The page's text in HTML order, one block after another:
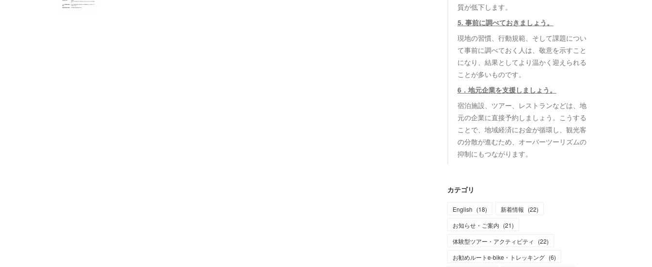
質が低下します。
5. 事前に調べておきましょう。
現地の習慣、行動規範、そして課題につい
て事前に調べておく人は、敬意を示すこと
になり、結果としてより温かく迎えられる
ことが多いものです。
6．地元企業を支援しましょう。
宿泊施設、ツアー、レストランなどは、地
元の企業に直接予約しましょう。こうする
ことで、地域経済にお金が循環し、観光客
の分散が進むため、オーバーツーリズムの
抑制にもつながります。
カテゴリ
English (18) 新着情報 (22)
お知らせ・ご案内 (21)
体験型ツアー・アクティビティ
(22)
お勧めルートe-bike・トレッキング (6)